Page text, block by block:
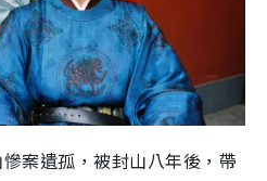
案遺孤，被封山八年後，帶